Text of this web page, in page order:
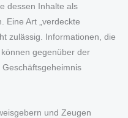
dessen Inhalte als
Eine Art „verdeckte
zulässig. Informationen, die
gegenüber der
und Zeugen